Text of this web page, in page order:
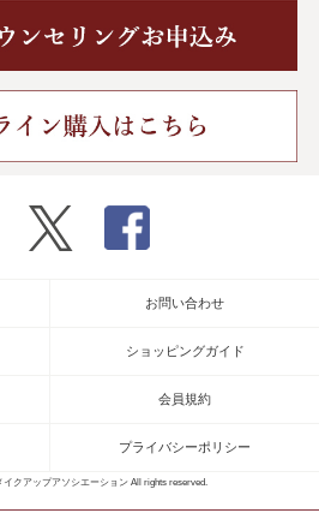
instagram
お問い合わせ
ショッピングガイド
会員規約
プライバシーポリシー
クアップアソシエーション All rights reserved.